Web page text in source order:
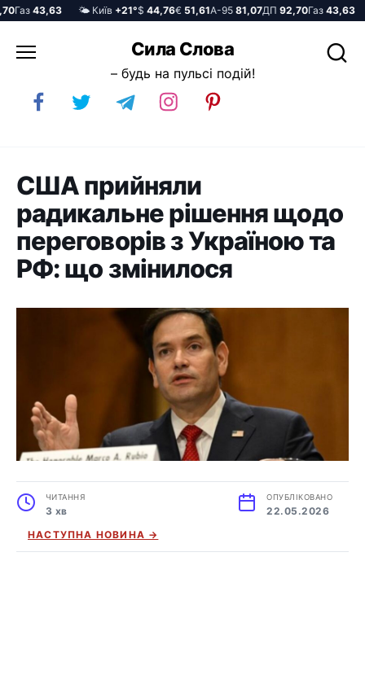
Газ43,63 🌤️ Київ+21°$44,76€51,61А-9581,07ДП92,70Газ43,63
до
Сила Слова
– будь на пульсі подій!
США прийняли
радикальне рішення щодо
переговорів з Україною та
РФ: що змінилося
ЧИТАННЯ
3 хв
ОПУБЛІКОВАНО
22.05.2026
НАСТУПНА НОВИНА →